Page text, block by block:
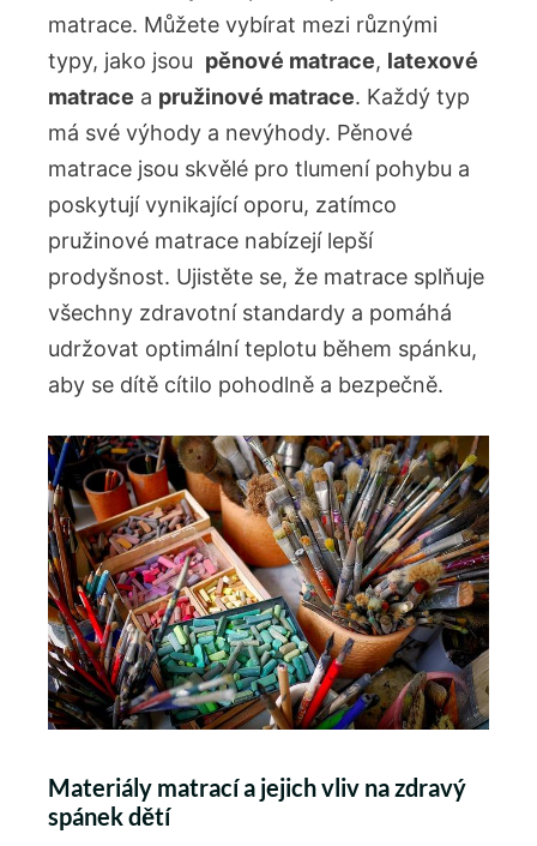
matrace. Můžete vybírat mezi různými
typy, jako jsou ⁢ pěnové matrace, latexové
matrace a pružinové ⁤matrace. Každý typ
má své výhody a nevýhody. Pěnové
matrace​ jsou skvělé pro tlumení pohybu a
poskytují vynikající oporu, zatímco
pružinové matrace nabízejí lepší
prodyšnost. Ujistěte se, že matrace splňuje
všechny zdravotní standardy a‌ pomáhá
udržovat optimální ‌teplotu během spánku,
aby se dítě ‌cítilo pohodlně a bezpečně.
Materiály matrací a jejich vliv na zdravý
spánek dětí